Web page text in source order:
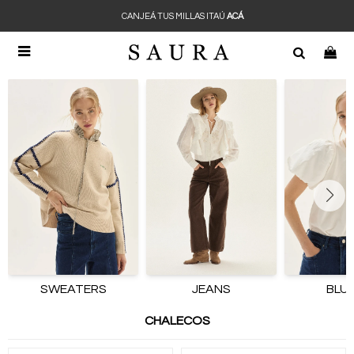

CANJEÁ TUS MILLAS ITAÚACÁ
SWEATERS JEANS
CHALECOS